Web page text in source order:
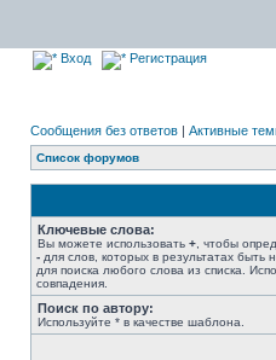
Вход Регистрация
Сообщения без ответов | Активные
Список форумов
Ключевые слова:
Вы можете использовать + , чтобы
- для слов, которых в результатах
для поиска любого слова из списка.
совпадения.
Поиск по автору:
Используйте * в качестве шаблона.